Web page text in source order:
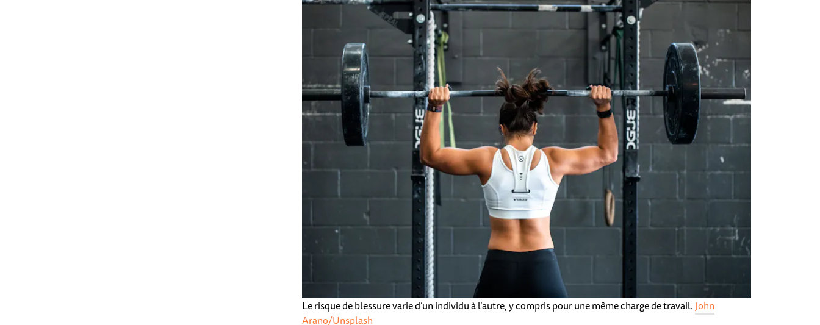
Le risque de blessure varie d’un individu à l’autre, y compris pour une même charge de travail.John
Arano/Unsplash